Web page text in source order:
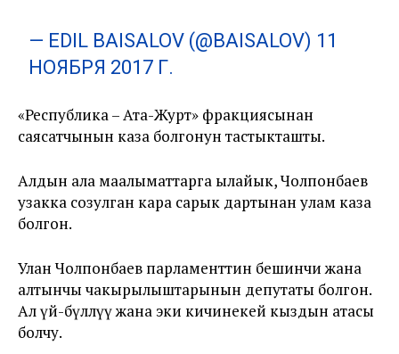
— EDIL BAISALOV (@BAISALOV) 11
НОЯБРЯ 2017 Г.
«Республика – Ата-Журт» фракциясынан
саясатчынын каза болгонун тастыкташты.
Алдын ала маалыматтарга ылайык, Чолпонбаев
узакка созулган кара сарык дартынан улам каза
болгон.
Улан Чолпонбаев парламенттин бешинчи жана
алтынчы чакырылыштарынын депутаты болгон.
Ал үй-бүлөлүү жана эки кичинекей кыздын атасы
болчу.